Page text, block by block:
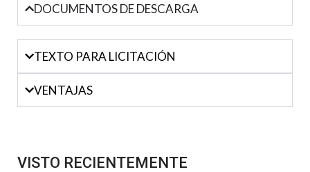
DOCUMENTOS DE DESCARGA
TEXTO PARA LICITACIÓN
VENTAJAS
VISTO RECIENTEMENTE